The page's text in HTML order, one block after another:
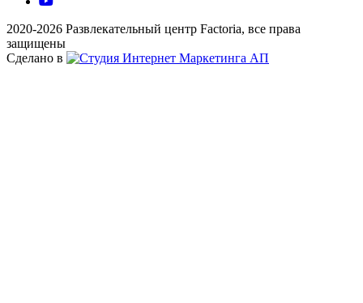
2020-2026 Развлекательный центр Factoria, все права
защищены
Сделано в